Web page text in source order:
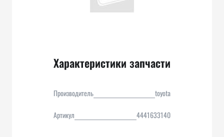
Характеристики запчасти
Производитель toyota
Артикул 4441633140